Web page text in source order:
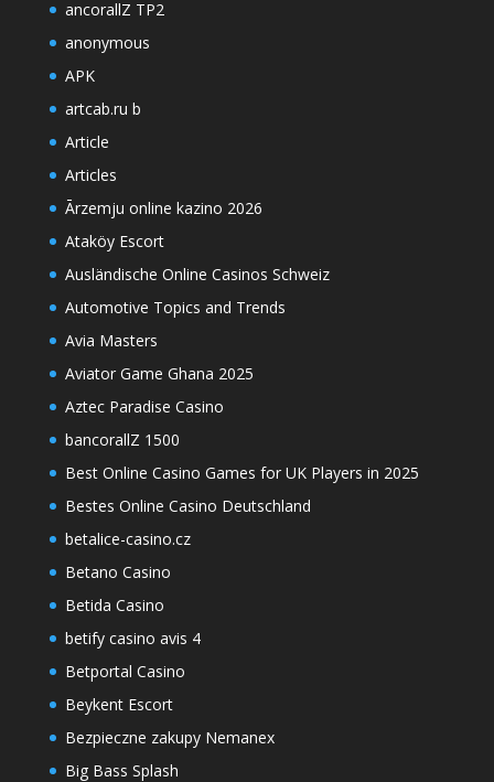
ancorallZ TP2
anonymous
APK
artcab.ru b
Article
Articles
Ārzemju online kazino 2026
Ataköy Escort
Ausländische Online Casinos Schweiz
Automotive Topics and Trends
Avia Masters
Aviator Game Ghana 2025
Aztec Paradise Casino
bancorallZ 1500
Best Online Casino Games for UK Players in 2025
Bestes Online Casino Deutschland
betalice-casino.cz
Betano Casino
Betida Casino
betify casino avis 4
Betportal Casino
Beykent Escort
Bezpieczne zakupy Nemanex
Big Bass Splash